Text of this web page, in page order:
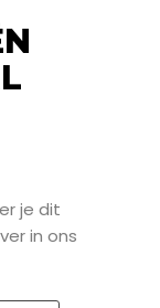
je dit
in ons